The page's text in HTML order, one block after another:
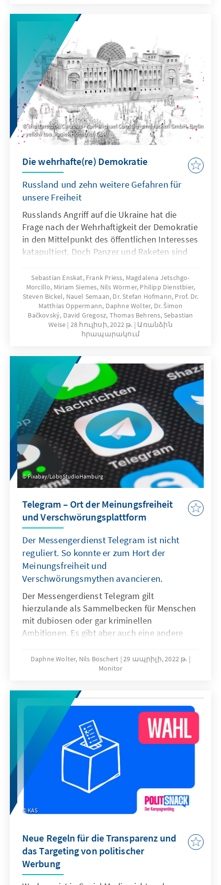
shutterstock/Carabus • Karl-Michael Constien und racken GmbH, Berlin
• yellow too, Pasiek Horntrich GbR
Die wehrhafte(re) Demokratie
Russland und zehn weitere Gefahren für
unsere Freiheit
Russlands Angriff auf die Ukraine hat die
Frage nach der Wehrhaftigkeit der Demokratie
in den Mittelpunkt des öffentlichen Interesses
katapultiert. Doch Panzer und Raketen sind
Gesellschaft. Dieser Essayband widmet sich
daher neben der sicherheitspolitischen
Bedrohungslage in Europa noch einer Reihe
weiterer Gefahren für unsere Demokratie.
Sebastian Enskat, Frank Priess, Magdalena Jetschgo-
Morcillo, Miriam Siemes, Nils Wörmer, Philipp Dienstbier,
Steven Bickel, Nauel Semaan, Dr. Stefan Hofmann, Prof. Dr.
Matthias Oppermann, Daphne Wolter, Dr. Šimon
Bačkovský, David Gregosz, Thomas Behrens, Sebastian
Weise 28 հուլիսի, 2022 թ.
Առանձին
հրապարակում
Pixabay/LoboStudioHamburg
Telegram – Ort der Meinungsfreiheit
und Verschwörungsplattform
Der Messengerdienst Telegram ist nicht
reguliert. So konnte er zum Hort der
Meinungsfreiheit und
Verschwörungsmythen avancieren.
Der Messengerdienst Telegram gilt
hierzulande als Sammelbecken für Menschen
mit dubiosen oder gar kriminellen
Ambitionen. Es gibt aber auch eine andere
Telegram in Zeiten des Krieges zur
wichtigsten Informationsquelle geworden.
Ansprachen des ukrainischen Präsidenten
Wolodymyr Selenskyj. Der vorliegende
Monitor erklärt Telegram und analysiert den
schwierigen Spagat zwischen
Meinungsfreiheit und Desinformation.
Daphne Wolter, Nils Boschert 29 ապրիլի, 2022 թ.
Monitor
KAS
Neue Regeln für die Transparenz und
das Targeting von politischer
Werbung